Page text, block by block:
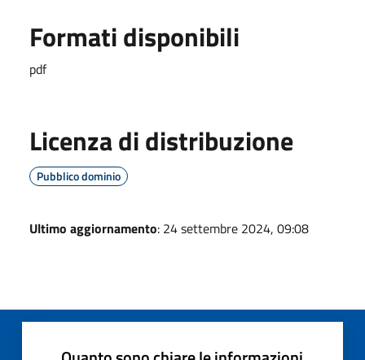
Formati disponibili
pdf
Licenza di distribuzione
Pubblico dominio
Ultimo aggiornamento: 24 settembre 2024, 09:08